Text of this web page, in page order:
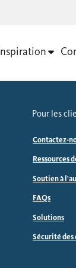
Pour les
Contactez-
Ressources
Soutien à
FAQs
Solutions
Sécurité des